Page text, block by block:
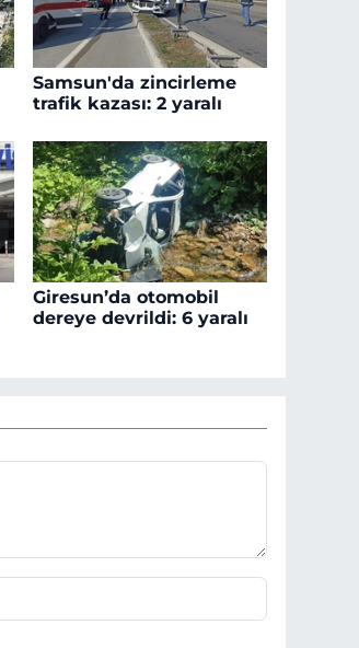
Samsun'da zincirleme
trafik kazası: 2 yaralı
Giresun’da otomobil
dereye devrildi: 6 yaralı